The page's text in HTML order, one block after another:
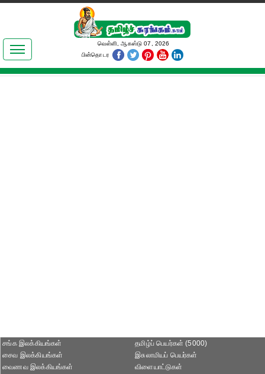
இலக்கியங்கள்
தமிழ் உலகம்
வெள்ளி, ஆகஸ்டு 07, 2026
பின்தொடர
சங்க இலக்கியங்கள்
சைவ இலக்கியங்கள்
வைணவ இலக்கியங்கள்
தமிழ்ப் பெயர்கள் (5000)
இசுலாமியப் பெயர்கள்
விளையாட்டுகள்